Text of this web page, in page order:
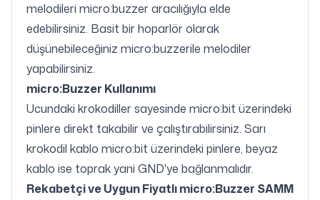
melodileri micro:buzzer aracılığıyla elde
edebilirsiniz. Basit bir hoparlör olarak
düşünebileceğiniz micro:buzzerile melodiler
yapabilirsiniz.
micro:Buzzer Kullanımı
Ucundaki krokodiller sayesinde micro:bit üzerindeki
pinlere direkt takabilir ve çalıştırabilirsiniz. Sarı
krokodil kablo micro:bit üzerindeki pinlere, beyaz
kablo ise toprak yani GND'ye bağlanmalıdır.
Rekabetçi ve Uygun Fiyatlımicro:Buzzer SAMM